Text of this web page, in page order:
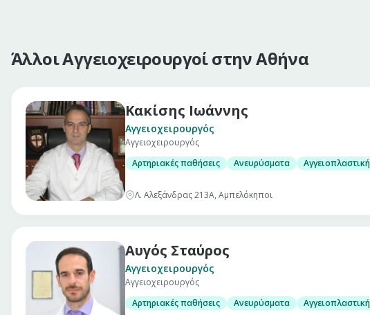
Άλλοι Αγγειοχειρουργοί στην Αθήνα
Κακίσης Ιωάννης
Αγγειοχειρουργός
Αγγειοχειρουργός
Αρτηριακές παθήσεις
Ανευρύσματα Αγγειοπλαστική
Λ. Αλεξάνδρας 213Α, Αμπελόκηποι
Αυγός Σταύρος
Αγγειοχειρουργός
Αγγειοχειρουργός
Αρτηριακές παθήσεις
Ανευρύσματα Αγγειοπλαστική